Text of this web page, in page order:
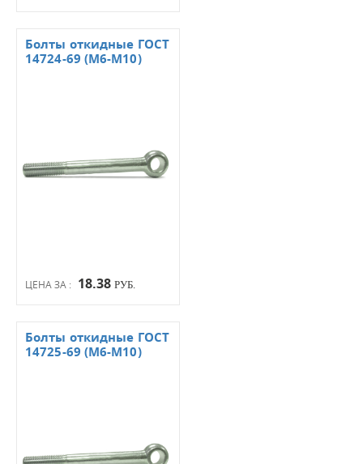
ЦЕНА ЗА : 18.38 РУБ.
Болты откидные ГОСТ
14724-69 (М6-М10)
Болты откидные ГОСТ
14725-69 (М6-М10)